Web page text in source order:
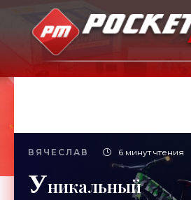
ВЯЧЕСЛАВ 6 минут чтения
Уникальный